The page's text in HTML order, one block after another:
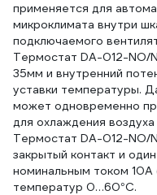
применяется для
микроклимата внутри
подключаемого
Термостат DA-012-NO/
35мм и внутренний
уставки температуры.
может одновременно
для охлаждения
Термостат DA-012-NO/
закрытый контакт и
номинальным током
температур 0…60°С.